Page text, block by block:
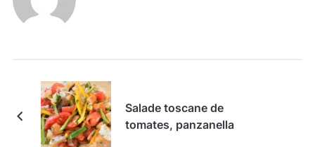
Salade toscane de
tomates, panzanella